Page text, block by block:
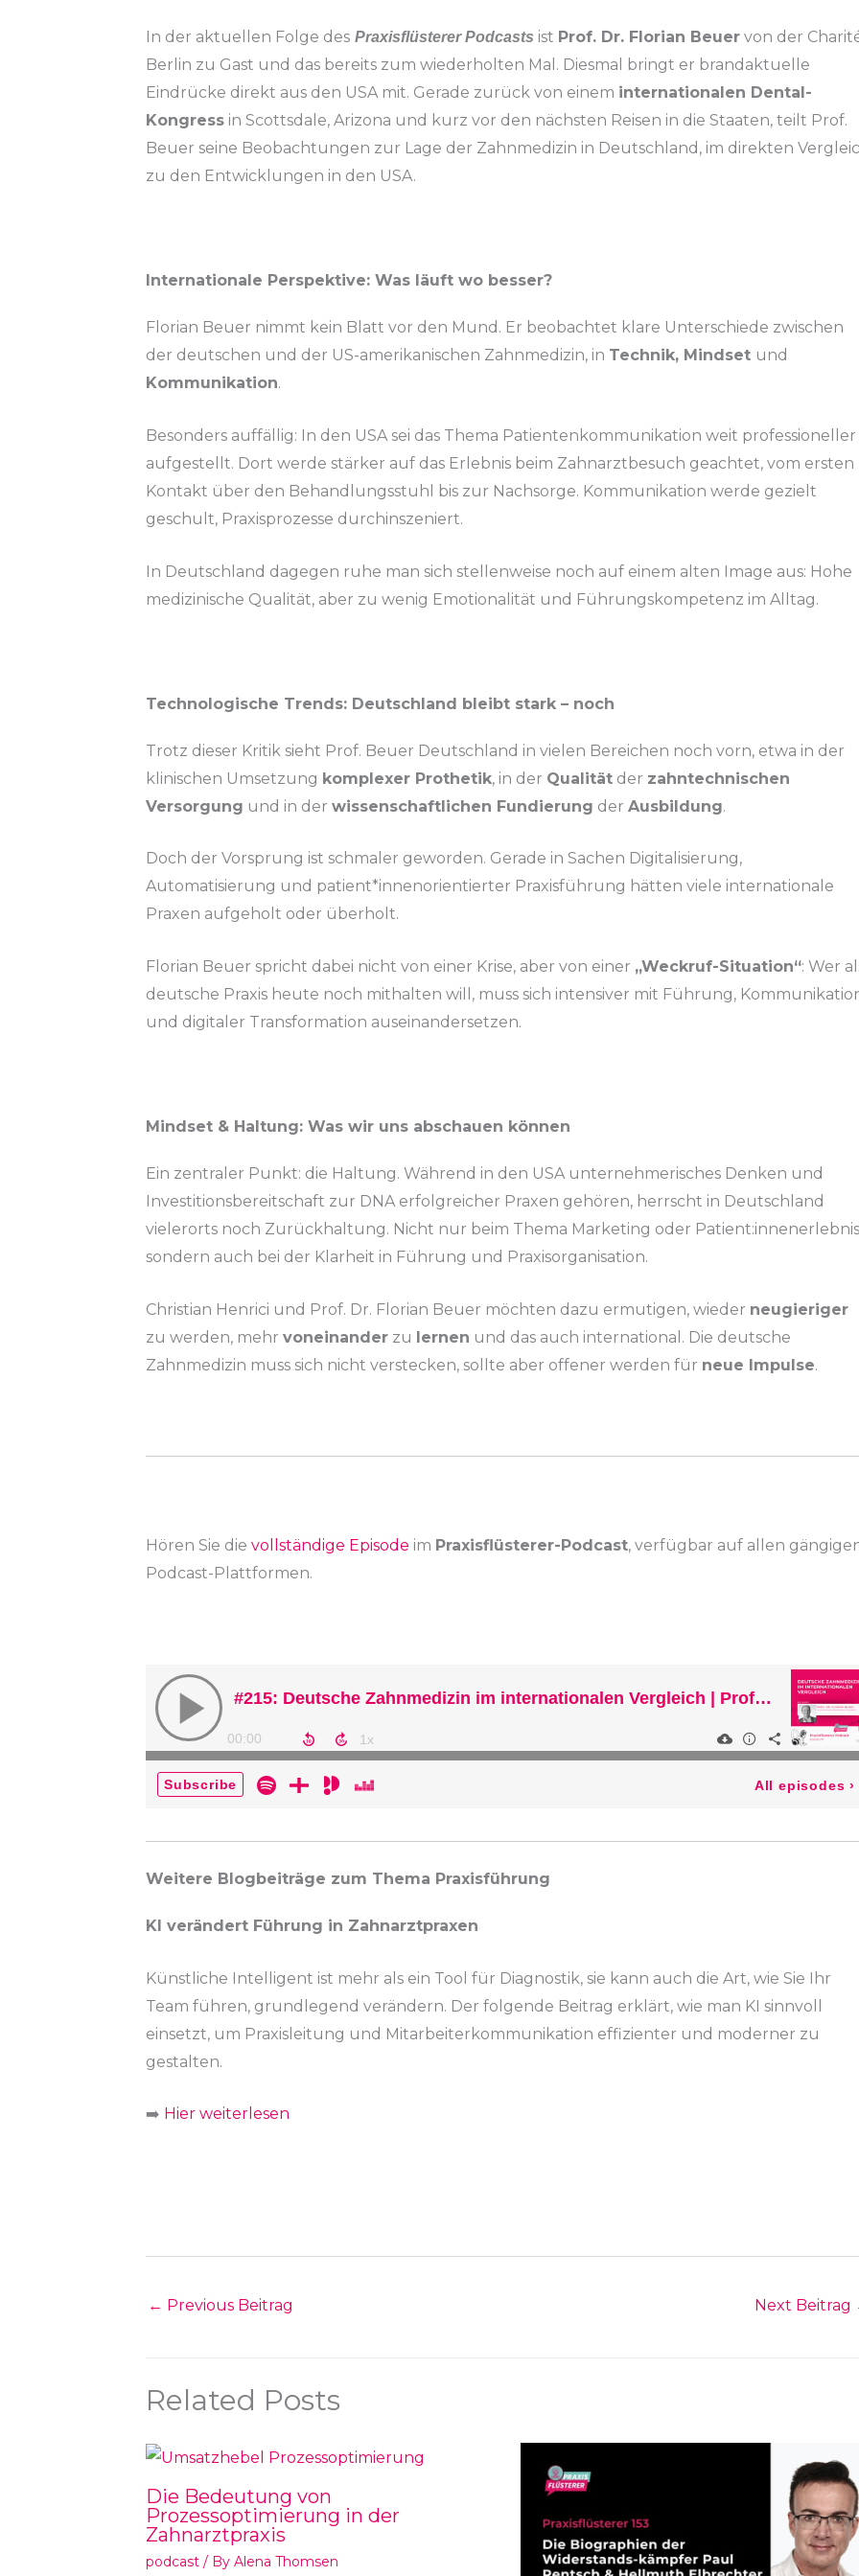
In der aktuellen Folge des Praxisflüsterer Podcasts ist Prof. Dr. Florian Beuer von der
Berlin zu Gast und das bereits zum wiederholten Mal. Diesmal bringt er brandaktuelle
Eindrücke direkt aus den USA mit. Gerade zurück von einem internationalen Dental-
Kongress in Scottsdale, Arizona und kurz vor den nächsten Reisen in die Staaten, teilt Prof.
Beuer seine Beobachtungen zur Lage der Zahnmedizin in Deutschland, im direkten
zu den Entwicklungen in den USA.
Internationale Perspektive: Was läuft wo besser?
Florian Beuer nimmt kein Blatt vor den Mund. Er beobachtet klare Unterschiede zwischen
der deutschen und der US-amerikanischen Zahnmedizin, in Technik, Mindset und
Kommunikation.
Besonders auffällig: In den USA sei das Thema Patientenkommunikation weit professioneller
aufgestellt. Dort werde stärker auf das Erlebnis beim Zahnarztbesuch geachtet, vom ersten
Kontakt über den Behandlungsstuhl bis zur Nachsorge. Kommunikation werde gezielt
geschult, Praxisprozesse durchinszeniert.
In Deutschland dagegen ruhe man sich stellenweise noch auf einem alten Image aus: Hohe
medizinische Qualität, aber zu wenig Emotionalität und Führungskompetenz im Alltag.
Technologische Trends: Deutschland bleibt stark – noch
Trotz dieser Kritik sieht Prof. Beuer Deutschland in vielen Bereichen noch vorn, etwa in der
klinischen Umsetzung komplexer Prothetik, in der Qualität der zahntechnischen
Versorgung und in der wissenschaftlichen Fundierung der Ausbildung.
Doch der Vorsprung ist schmaler geworden. Gerade in Sachen Digitalisierung,
Automatisierung und patient*innenorientierter Praxisführung hätten viele internationale
Praxen aufgeholt oder überholt.
Florian Beuer spricht dabei nicht von einer Krise, aber von einer „Weckruf-Situation“: Wer
deutsche Praxis heute noch mithalten will, muss sich intensiver mit Führung,
und digitaler Transformation auseinandersetzen.
Mindset & Haltung: Was wir uns abschauen können
Ein zentraler Punkt: die Haltung. Während in den USA unternehmerisches Denken und
Investitionsbereitschaft zur DNA erfolgreicher Praxen gehören, herrscht in Deutschland
vielerorts noch Zurückhaltung. Nicht nur beim Thema Marketing oder
sondern auch bei der Klarheit in Führung und Praxisorganisation.
Christian Henrici und Prof. Dr. Florian Beuer möchten dazu ermutigen, wieder neugieriger
zu werden, mehr voneinander zu lernen und das auch international. Die deutsche
Zahnmedizin muss sich nicht verstecken, sollte aber offener werden für neue Impulse.
Hören Sie die vollständige Episode im Praxisflüsterer-Podcast, verfügbar auf allen
Podcast-Plattformen.
Weitere Blogbeiträge zum Thema Praxisführung
KI verändert Führung in Zahnarztpraxen
Künstliche Intelligent ist mehr als ein Tool für Diagnostik, sie kann auch die Art, wie Sie Ihr
Team führen, grundlegend verändern. Der folgende Beitrag erklärt, wie man KI sinnvoll
einsetzt, um Praxisleitung und Mitarbeiterkommunikation effizienter und moderner zu
gestalten.
➡️ Hier weiterlesen
← Previous Beitrag Next Beitrag
Related Posts
Die Bedeutung von
Prozessoptimierung in der
Zahnarztpraxis
podcast / By Alena Thomsen